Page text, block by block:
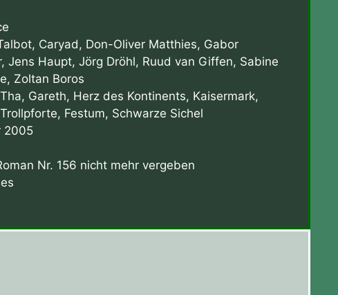
Caryad, Don-Oliver Matthies, Gabor
Jens Haupt, Jörg Dröhl, Ruud van Giffen, Sabine
Zoltan Boros
Gareth, Herz des Kontinents, Kaisermark,
Festum, Schwarze Sichel
2005
Nr. 156 nicht mehr vergeben